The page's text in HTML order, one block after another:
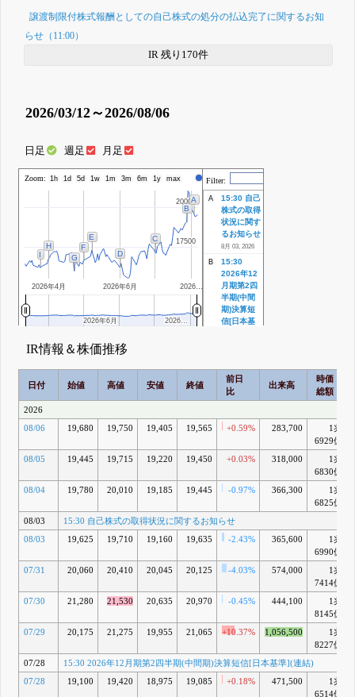
譲渡制限付株式報酬としての自己株式の処分の払込完了に関するお知
らせ（11:00）
IR 残り170件
2026/03/12～2026/08/06
日足 週足 月足
Zoom: 1h 1d 5d 1w 1m 3m 6m 1y max 株価
2026年4月 2026年6月 2026…
17500
17500
20000
20000
I
H
G
F
E
D
C
B
A
2026年6月
2026年6月 2026…
2026…
Filter:
A
15:30 自己
株式の取得
状況に関す
るお知らせ
8月 03, 2026
B
15:30
2026年12
月期第2四
半期(中間
期)決算短
信[日本基
株式の取得
状況に関す
るお知らせ
D
15:30 自己
状況に関す
るお知らせ
E
11:00 譲渡
報酬として
の自己株式
の処分の払
するお知ら
せ
F
15:30 自己
状況に関す
るお知らせ
G
15:30 譲渡
制限付株式
報酬として
IR情報＆株価推移
日付 始値 高値 安値 終値
前日
比
出来高
時価
総額
2026
08/06
19,680 19,750 19,405 19,565 +0.59% 283,700
1兆
6929億
08/05
19,445 19,715 19,220 19,450 +0.03% 318,000
1兆
6830億
08/04
19,780 20,010 19,185 19,445 -0.97% 366,300
1兆
6825億
08/03
15:30 自己株式の取得状況に関するお知らせ
08/03
19,625 19,710 19,160 19,635 -2.43% 365,600
1兆
6990億
07/31
20,060 20,410 20,045 20,125 -4.03% 574,000
1兆
7414億
07/30 21,280 21,530 20,635 20,970 -0.45% 444,100
1兆
8145億
07/29 20,175 21,275 19,955 21,065 +10.37% 1,056,500
1兆
8227億
07/28
15:30 2026年12月期第2四半期(中間期)決算短信[日本基準](連結)
07/28
19,100 19,420 18,975 19,085 +0.18% 471,500
1兆
6514億